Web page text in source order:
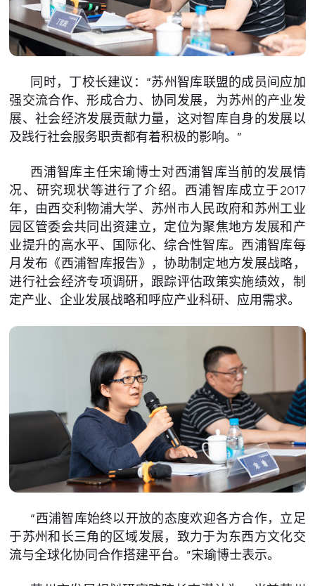
同时，丁校长建议：“苏州智库联盟的成员间应加
强交流合作、形成合力、协同发展，为苏州的产业发
展、社会经济发展贡献力量，这对智库自身的发展以
及践行社会服务职责都有着积极的影响。”
西浦智库主任宋瑜博士对西浦智库当前的发展情
况、研究现状等进行了介绍。西浦智库成立于2017
年，由西交利物浦大学、苏州市人民政府和苏州工业
园区管委会共同出资建立，定位为聚焦地方发展和产
业提升的高水平、国际化、综合性智库。西浦智库每
月发布《西浦智库报告》，协助制定地方发展战略，
进行社会经济专项调研，跟踪评估政策实施绩效，制
定产业、企业发展战略和呼应产业科研、应用需求。
“西浦智库始终以开放的态度欢迎各方合作，立足
于苏州和长三角的区域发展，致力于为东西方文化交
流与全球化协同合作搭建平台。”宋瑜博士表示。